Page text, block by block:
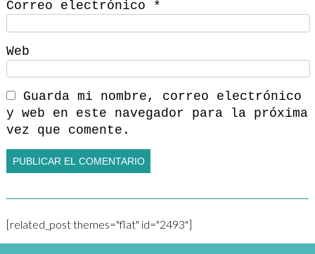
Correo electrónico *
Web
Guarda mi nombre, correo electrónico
y web en este navegador para la próxima
vez que comente.
[related_post themes="flat" id="2493"]